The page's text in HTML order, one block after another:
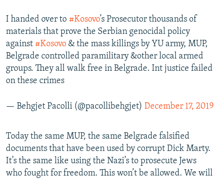
I handed over to #Kosovo’s Prosecutor thousands of
materials that prove the Serbian genocidal policy
against #Kosovo & the mass killings by YU army, MUP,
Belgrade controlled paramilitary &other local armed
groups. They all walk free in Belgrade. Int justice failed
on these crimes
— Behgjet Pacolli (@pacollibehgjet) December 17, 2019
Today the same MUP, the same Belgrade falsified
documents that have been used by corrupt Dick Marty.
It’s the same like using the Nazi’s to prosecute Jews
who fought for freedom. This won’t be allowed. We will